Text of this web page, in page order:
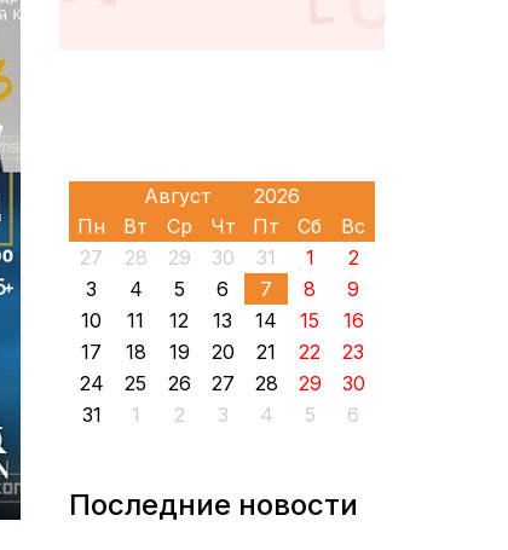
Пн Вт Ср Чт Пт Сб
Вс
27
28 29 30 31 1
2
3
4 5 6 7 8
9
10
11 12 13 14 15
16
17
18 19 20 21 22
23
24
25 26 27 28 29
30
31
1 2 3 4 5 6
Последние новости